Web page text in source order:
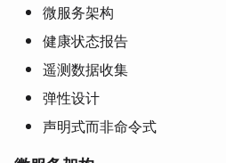
微服务架构
健康状态报告
遥测数据收集
弹性设计
声明式而非命令式